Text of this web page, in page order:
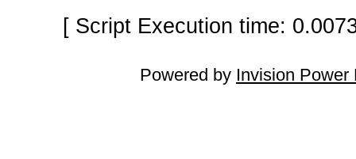
[ Script Execution time:
Powered by Invision Power